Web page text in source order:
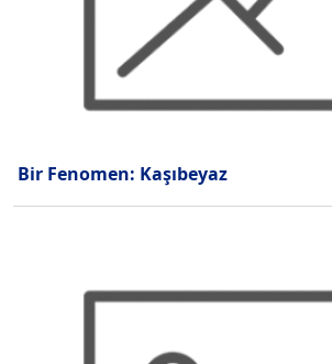
Bir Fenomen: Kaşıbeyaz